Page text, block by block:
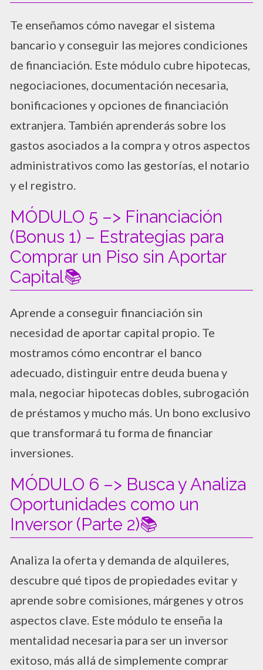
Te enseñamos cómo navegar el sistema
bancario y conseguir las mejores condiciones
de financiación. Este módulo cubre hipotecas,
negociaciones, documentación necesaria,
bonificaciones y opciones de financiación
extranjera. También aprenderás sobre los
gastos asociados a la compra y otros aspectos
administrativos como las gestorías, el notario
y el registro.
MÓDULO 5 –> Financiación
(Bonus 1) – Estrategias para
Comprar un Piso sin Aportar
Capital📚
Aprende a conseguir financiación sin
necesidad de aportar capital propio. Te
mostramos cómo encontrar el banco
adecuado, distinguir entre deuda buena y
mala, negociar hipotecas dobles, subrogación
de préstamos y mucho más. Un bono exclusivo
que transformará tu forma de financiar
inversiones.
MÓDULO 6 –> Busca y Analiza
Oportunidades como un
Inversor (Parte 2)📚
Analiza la oferta y demanda de alquileres,
descubre qué tipos de propiedades evitar y
aprende sobre comisiones, márgenes y otros
aspectos clave. Este módulo te enseña la
mentalidad necesaria para ser un inversor
exitoso, más allá de simplemente comprar